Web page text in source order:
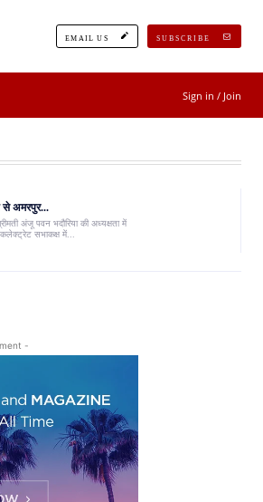
EMAIL US SUBSCRIBE
Sign in / Join
अमरपुर...
अंजू पवन भदौरिया की अध्यक्षता में
कलेक्ट्रेट सभाकक्ष में...
-